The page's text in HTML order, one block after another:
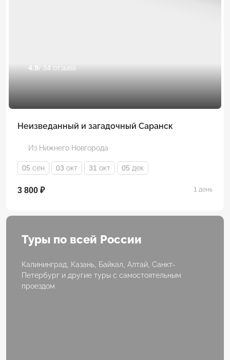
4.9/ 34 отзыва
Неизведанный и загадочный Саранск
Из Нижнего Новгорода
05 сен 03 окт 31 окт 05 дек
3 800 ₽ 1 день
Туры по всей России
Калининград, Казань, Байкал, Алтай, Санкт-
Петербург и другие туры с самостоятельным
проездом